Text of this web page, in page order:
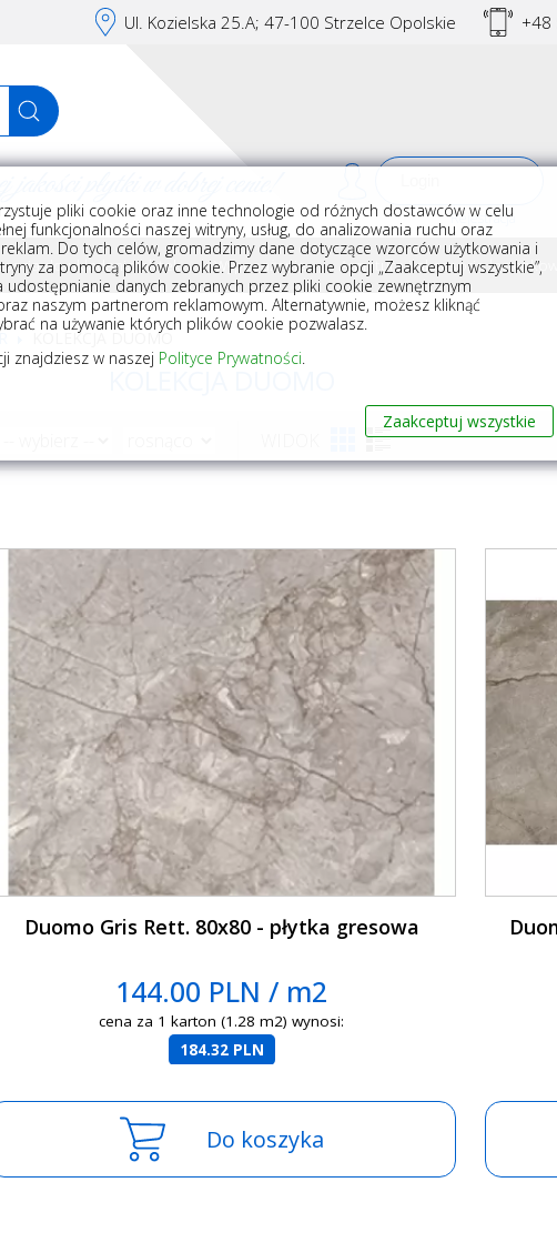
Ul. Kozielska 25.A; 47-100 Strzelce Opolskie +48
Rejestracja
do układania płytek Wyposażenie Armatura i akcesoria łazienkowe
KOLEKCJA DUOMO
KOLEKCJA DUOMO
Duomo Gris Rett. 80x80 - płytka gresowa
144.00 PLN / m2
cena za 1 karton (1.28 m2) wynosi:
184.32 PLN
Do koszyka
pliki cookie oraz inne technologie od różnych dostawców w celu
funkcjonalności naszej witryny, usług, do analizowania ruchu oraz
Do tych celów, gromadzimy dane dotyczące wzorców użytkowania i
za pomocą plików cookie. Przez wybranie opcji „Zaakceptuj wszystkie”,
udostępnianie danych zebranych przez pliki cookie zewnętrznym
naszym partnerom reklamowym. Alternatywnie, możesz kliknąć
na używanie których plików cookie pozwalasz.
znajdziesz w naszej Polityce Prywatności.
Zaakceptuj wszystkie